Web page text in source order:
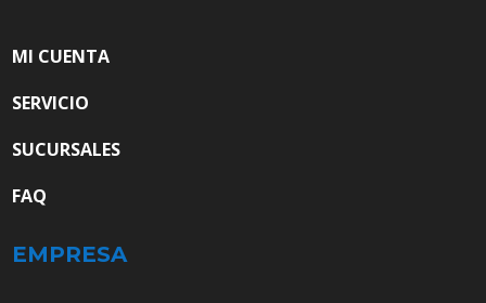
MI CUENTA
SERVICIO
SUCURSALES
FAQ
EMPRESA